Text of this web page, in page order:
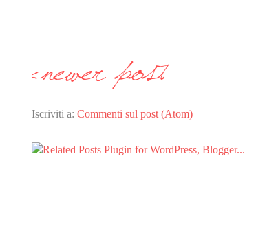
Iscriviti a: Commenti sul post (Atom)